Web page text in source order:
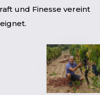
und Finesse vereint